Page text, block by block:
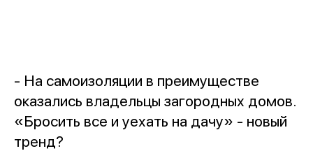
- На самоизоляции в преимуществе
оказались владельцы загородных домов.
«Бросить все и уехать на дачу» - новый
тренд?